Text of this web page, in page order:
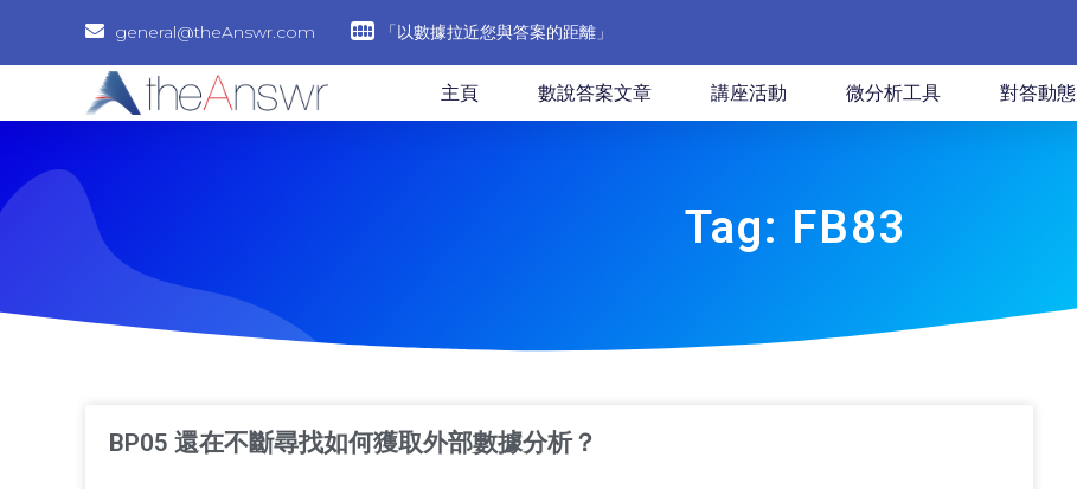
general@theAnswr.com 「以數據拉近您與答案的距離」
主頁 數說答案文章 講座活動 微分析工具 對答動態
Tag: FB83
BP05 還在不斷尋找如何獲取外部數據分析？